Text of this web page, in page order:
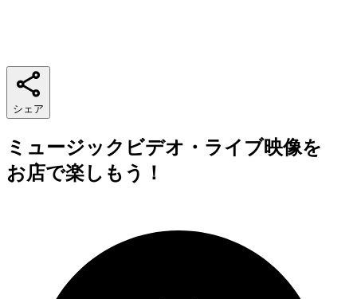
シェア
ミュージックビデオ・ライブ映像を
お店で楽しもう！